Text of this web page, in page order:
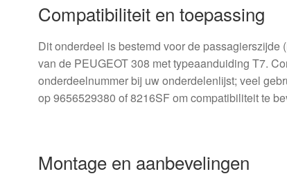
Compatibiliteit en toepassing
Dit onderdeel is bestemd voor de passagierszijde
van de PEUGEOT 308 met typeaanduiding T7.
onderdeelnummer bij uw onderdelenlijst; veel
op 9656529380 of 8216SF om compatibiliteit te
Montage en aanbevelingen